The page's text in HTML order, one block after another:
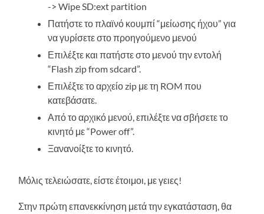
-> Wipe SD:ext partition
Πατήστε το πλαϊνό κουμπί “μείωσης ήχου” για
να γυρίσετε στο προηγούμενο μενού
Επιλέξτε και πατήστε στο μενού την εντολή
“Flash zip from sdcard”.
Επιλέξτε το αρχείο zip με τη ROM που
κατεβάσατε.
Από το αρχικό μενού, επιλέξτε να σβήσετε το
κινητό με “Power off”.
Ξανανοίξτε το κινητό.
Μόλις τελειώσατε, είστε έτοιμοι, με γειες!
Στην πρώτη επανεκκίνηση μετά την εγκατάσταση, θα